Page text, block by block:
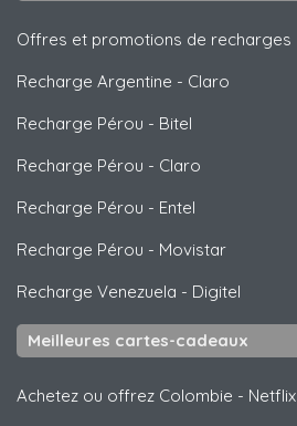
Offres et promotions de recharges
Recharge Argentine - Claro
Recharge Pérou - Bitel
Recharge Pérou - Claro
Recharge Pérou - Entel
Recharge Pérou - Movistar
Recharge Venezuela - Digitel
Meilleures cartes-cadeaux
Achetez ou offrez Colombie - Netflix